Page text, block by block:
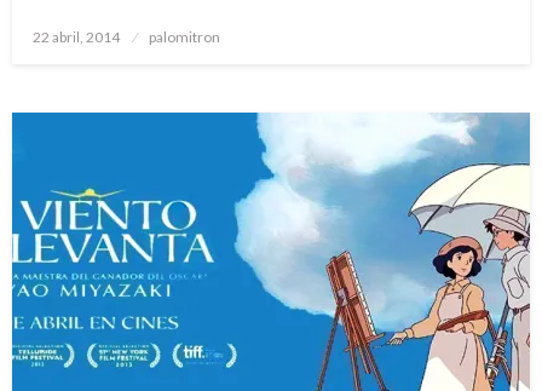
Publicado
22 abril, 2014 palomitron